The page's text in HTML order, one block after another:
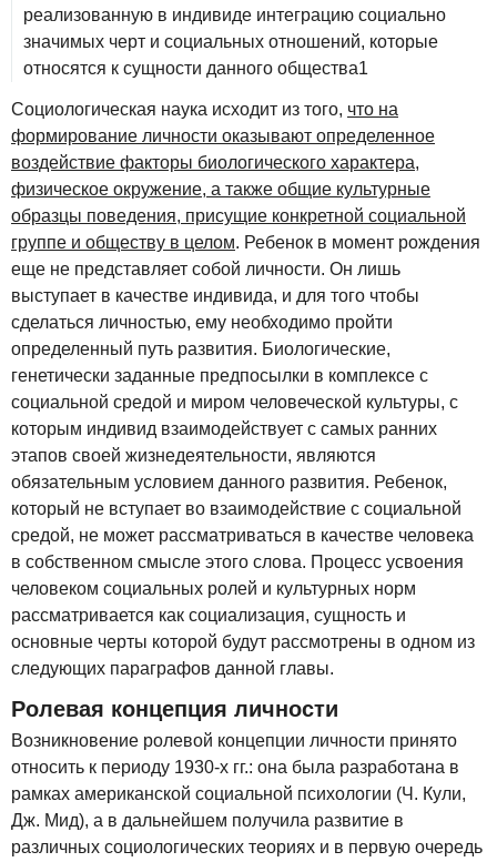
реализованную в индивиде интеграцию социально
значимых черт и социальных отношений, которые
относятся к сущности данного общества1
Социологическая наука исходит из того, что на
формирование личности оказывают определенное
воздействие факторы биологического характера,
физическое окружение, а также общие культурные
образцы поведения, присущие конкретной социальной
группе и обществу в целом. Ребенок в момент рождения
еще не представляет собой личности. Он лишь
выступает в качестве индивида, и для того чтобы
сделаться личностью, ему необходимо пройти
определенный путь развития. Биологические,
генетически заданные предпосылки в комплексе с
социальной средой и миром человеческой культуры, с
которым индивид взаимодействует с самых ранних
этапов своей жизнедеятельности, являются
обязательным условием данного развития. Ребенок,
который не вступает во взаимодействие с социальной
средой, не может рассматриваться в качестве человека
в собственном смысле этого слова. Процесс усвоения
человеком социальных ролей и культурных норм
рассматривается как социализация, сущность и
основные черты которой будут рассмотрены в одном из
следующих параграфов данной главы.
Ролевая концепция личности
Возникновение ролевой концепции личности принято
относить к периоду 1930-х гг.: она была разработана в
рамках американской социальной психологии (Ч. Кули,
Дж. Мид), а в дальнейшем получила развитие в
различных социологических теориях и в первую очередь